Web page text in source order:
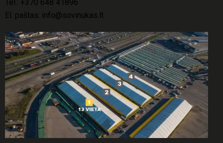
Tel.: +370 648 41896
El. paštas: info@sovinukas.lt